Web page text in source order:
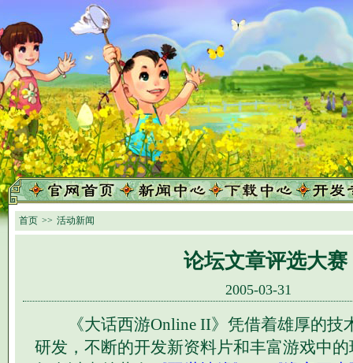
首页 >> 活动新闻
论坛文章评选大赛
2005-03-31
《大话西游Online II》凭借着雄厚的技
研发，不断的开发新资料片和丰富游戏中